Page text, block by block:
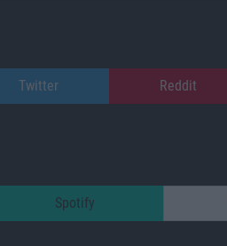
Twitter Reddit
Spotify